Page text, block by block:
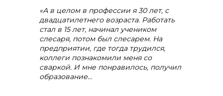
«А в целом в профессии я 30 лет, с
двадцатилетнего возраста. Работать
стал в 15 лет, начинал учеником
слесаря, потом был слесарем. На
предприятии, где тогда трудился,
коллеги познакомили меня со
сваркой. И мне понравилось, получил
образование…